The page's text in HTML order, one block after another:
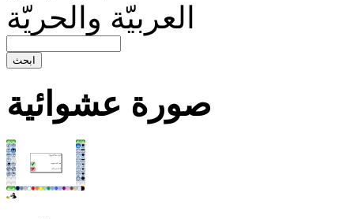
العربيّة والحريّة
صورة عشوائية